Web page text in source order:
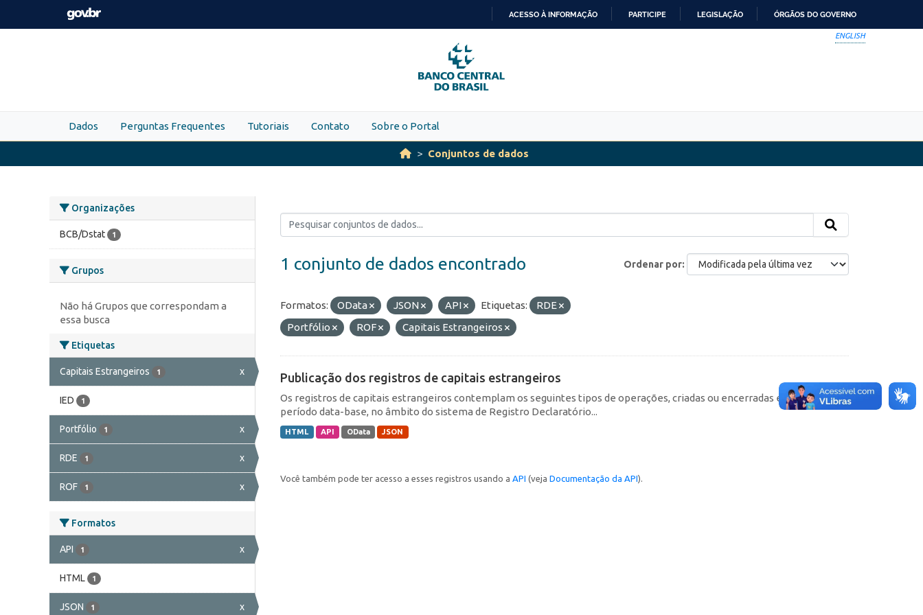
Skip to main content
PARA
O
CONTEÚDO
ACESSO À INFORMAÇÃO PARTICIPE LEGISLAÇÃO ÓRGÃOS DO GOVERNO
ENGLISH
Dados Perguntas Frequentes Tutoriais Contato Sobre o Portal
Conjuntos de dados
Organizações
BCB/Dstat 1
Grupos
Não há Grupos que correspondam a
essa busca
Etiquetas
Capitais Estrangeiros 1 x
IED 1
Portfólio 1 x
RDE 1 x
ROF 1 x
Formatos
API 1 x
HTML 1
JSON 1 x
Ordenar por
1 conjunto de dados encontrado
Formatos: OData JSON API Etiquetas:
RDE
Portfólio
ROF Capitais Estrangeiros
Publicação dos registros de capitais estrangeiros
Os registros de capitais estrangeiros contemplam os seguintes tipos de operações, criadas ou encerradas em cada
período data-base, no âmbito do sistema de Registro Declaratório...
HTML API OData JSON
Você também pode ter acesso a esses registros usando a API (veja Documentação da API).